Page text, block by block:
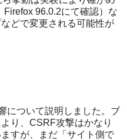
96.0.2にて確認）な
どで変更される可能性が
について説明しました。ブ
り、CSRF攻撃はかなり
すが、まだ「サイト側で